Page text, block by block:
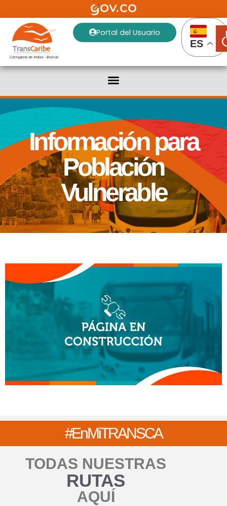
Cartagena de Indias - Bolivar
Portal del Usuario
ES
Información para
Población
Vulnerable
#EnMiTRANSCA
TODAS NUESTRAS
RUTAS
AQUÍ